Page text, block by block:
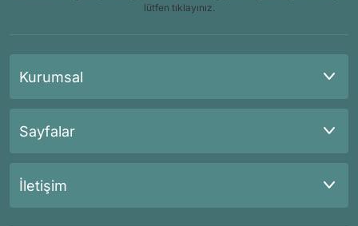
lütfen tıklayınız.
Kurumsal
Sayfalar
İletişim